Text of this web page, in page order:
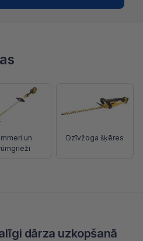
un
Dzīvžoga šķēres
dārza uzkopšanā